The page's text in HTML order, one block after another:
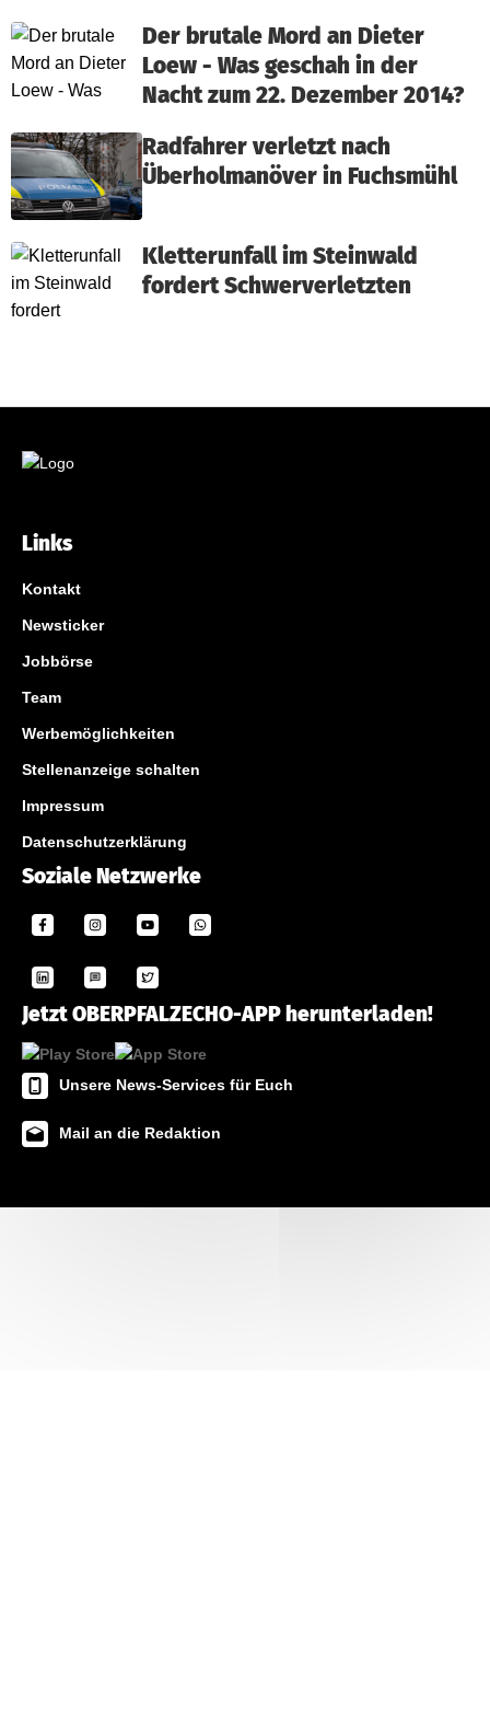
Der brutale Mord an Dieter
Loew - Was geschah in der
Nacht zum 22. Dezember 2014?
Radfahrer verletzt nach
Überholmanöver in Fuchsmühl
Kletterunfall im Steinwald
fordert Schwerverletzten
Links
Kontakt
Newsticker
Jobbörse
Team
Werbemöglichkeiten
Stellenanzeige schalten
Impressum
Datenschutzerklärung
Soziale Netzwerke
Jetzt OBERPFALZECHO-APP herunterladen!
Unsere News-Services für Euch
Mail an die Redaktion